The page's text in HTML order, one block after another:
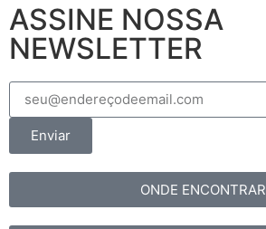
ASSINE NOSSA
NEWSLETTER
Enviar
ONDE ENCONTRAR